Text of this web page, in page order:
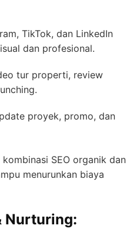
TikTok, dan LinkedIn
dan profesional.
tur properti, review
proyek, promo, dan
SEO organik dan
menurunkan biaya
Nurturing: